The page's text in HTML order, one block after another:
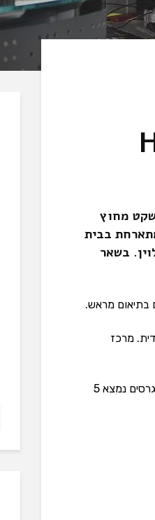
שקט מחוץ
בבית
בשאר
בתיאום מראש.
מרכז
פארזנבאהן (Parsennbahn) ממוקם דקת הליכה בודדת מהמלון ואילו מרכז הקונגרסים נמצא 5